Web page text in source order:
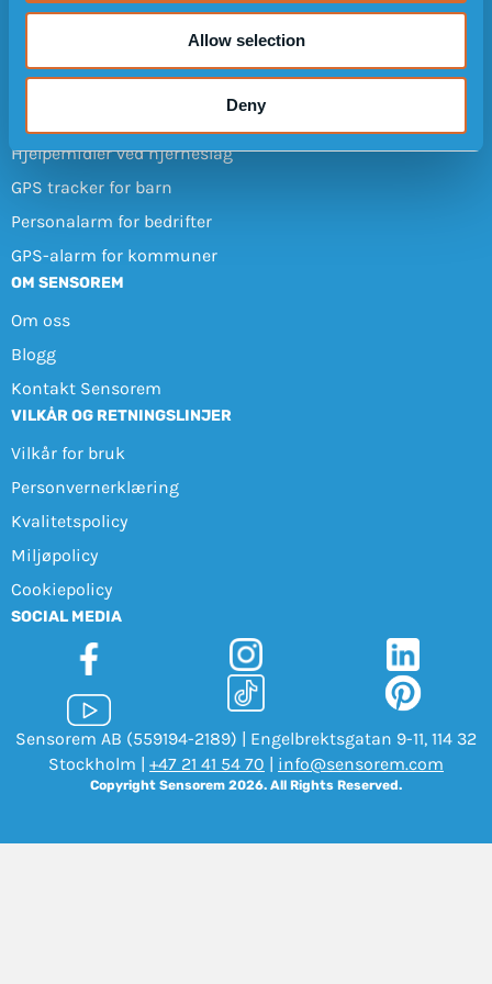
Allow selection
Deny
Inviter en venn
GPS-klokke for demens
Hjelpemidler ved hjerneslag
GPS tracker for barn
Personalarm for bedrifter
GPS-alarm for kommuner
OM SENSOREM
Om oss
Blogg
Kontakt Sensorem
VILKÅR OG RETNINGSLINJER
Vilkår for bruk
Personvernerklæring
Kvalitetspolicy
Miljøpolicy
Cookiepolicy
SOCIAL MEDIA
Sensorem AB (559194-2189) | Engelbrektsgatan 9-11, 114 32
Stockholm | +47 21 41 54 70 info@sensorem.com
Copyright Sensorem 2026. All Rights Reserved.